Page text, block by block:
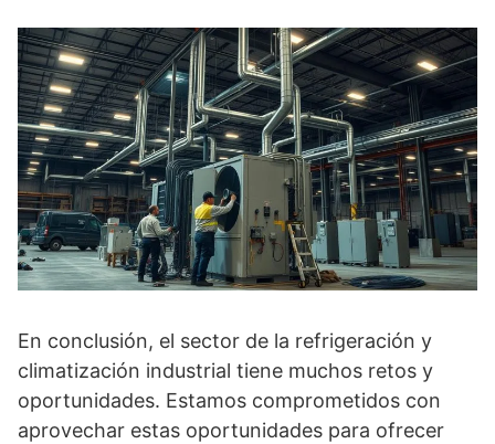
En conclusión, el sector de la refrigeración y
climatización industrial tiene muchos retos y
oportunidades. Estamos comprometidos con
aprovechar estas oportunidades para ofrecer